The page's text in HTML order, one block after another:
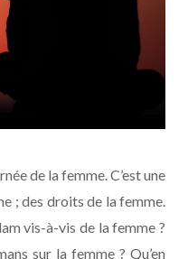
de la femme. C’est une
; des droits de la femme.
vis-à-vis de la femme ?
sur la femme ? Qu’en